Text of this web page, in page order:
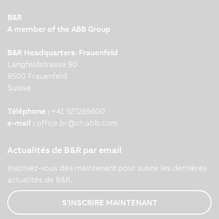
B&R
A member of the ABB Group
B&R Headquarters: Frauenfeld
Langfeldstrasse 90
8500 Frauenfeld
Suisse
Téléphone : +41 527285600
e-mail : office.br@ch.abb.com
Actualités de B&R par email
Inscrivez-vous dès maintenant pour suivre les dernières
actualités de B&R.
S'INSCRIRE MAINTENANT